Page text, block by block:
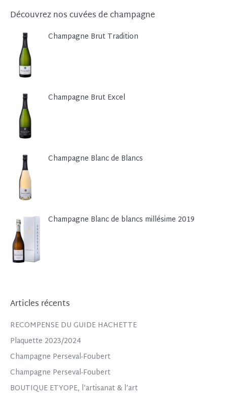
Découvrez nos cuvées de champagne
Champagne Brut Tradition
Champagne Brut Excel
Champagne Blanc de Blancs
Champagne Blanc de blancs millésime 2019
Articles récents
RECOMPENSE DU GUIDE HACHETTE
Plaquette 2023/2024
Champagne Perseval-Foubert
Champagne Perseval-Foubert
BOUTIQUE ETYOPE, l’artisanat & l’art